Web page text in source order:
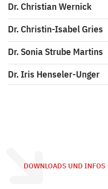
Dr. Christian Wernick
Dr. Christin-Isabel Gries
Dr. Sonia Strube Martins
Dr. Iris Henseler-Unger
DOWNLOADS UND INFOS